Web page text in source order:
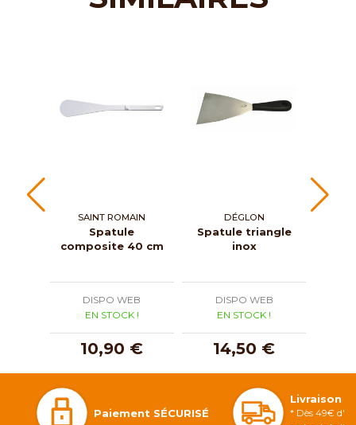
SAINT ROMAIN
Spatule
composite 40 cm
DISPO WEB
EN STOCK !
10,90 €
DÉGLON
Spatule triangle
inox
DISPO WEB
EN STOCK !
14,50 €
Paiement SÉCURISÉ
Livraison
* Dès 49€